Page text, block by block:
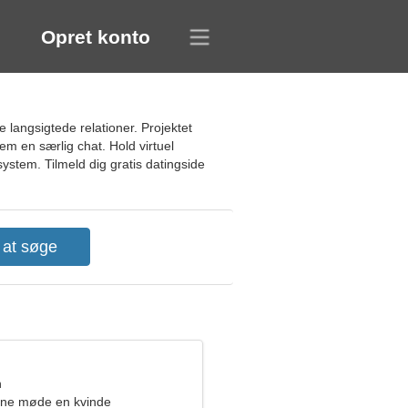
Opret konto
langsigtede relationer. Projektet
en særlig chat. Hold virtuel
Tilmeld dig gratis datingside
møde en kvinde